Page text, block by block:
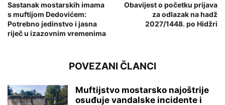
Sastanak mostarskih imama
s muftijom Dedovićem:
Potrebno jedinstvo i jasna
riječ u izazovnim vremenima
Obavijest o početku prijava
za odlazak na hadž
2027/1448. po Hidžri
POVEZANI ČLANCI
Muftijstvo mostarsko najoštrije
osuđuje vandalske incidente i